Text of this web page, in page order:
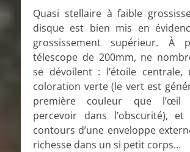
Quasi stellaire à faible
disque est bien mis en
grossissement supérieur. À
télescope de 200mm, ne
se dévoilent : l’étoile centrale,
coloration verte (le vert est
première couleur que l’œil
percevoir dans l’obscurité),
contours d’une enveloppe
richesse dans un si petit corps…